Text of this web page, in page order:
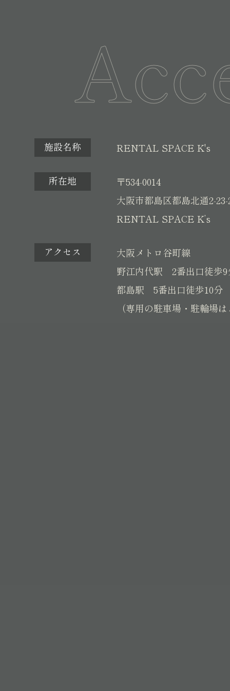
施設名称 RENTAL SPACE K's
所在地
〒534-0014
大阪市都島区都島北通2-
RENTAL SPACE K’s
アクセス
大阪メトロ谷町線
野江内代駅 2番出口徒歩9
都島駅 5番出口徒歩10分
（専用の駐車場・駐輪場